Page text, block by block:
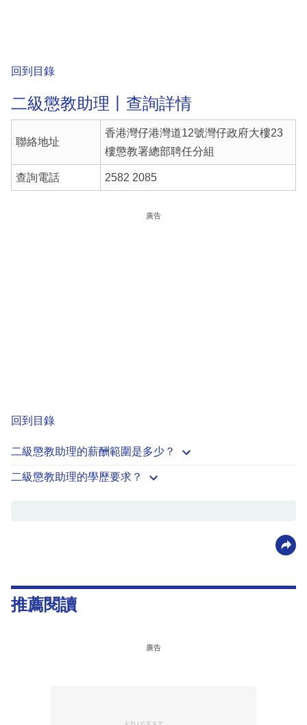
回到目錄
二級懲教助理丨查詢詳情
聯絡地址
香港灣仔港灣道12號灣仔政府大樓23
樓懲教署總部聘任分組
查詢電話 2582 2085
廣告
回到目錄
二級懲教助理的薪酬範圍是多少？
二級懲教助理的學歷要求？
推薦閱讀
廣告